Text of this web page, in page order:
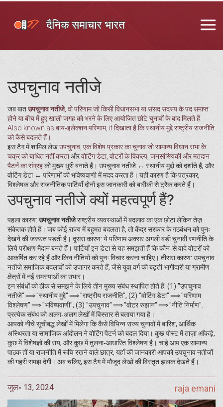
उपचुनाव नतीजे
जब बातउपचुनाव नतीजे, वो परिणाम जो किसी विधानसभा या संसद सदस्य के पद समाप्त
होने या बीच में हुए खाली जगह को भरने के लिए आयोजित छोटे चुनावों के बाद मिलते हैं.
Also known as बाय‑इलेक्शन परिणाम, it दिखाता है कि स्थानीय मुद्दे राष्ट्रीय राजनीति
को कैसे बदलते हैं।
इस टैग में शामिल लेखउपचुनाव एक विशेष प्रकार का चुनाव जो सामान्य विधान सभा के
चक्र को बाधित नहीं करताऔरवोटिंग डेटा, वोटरों के विकल्प, जनसांख्यिकी और मतदान
पैटर्न का संग्रहको मुख्य धुरी बनाते हैं। उपचुनाव नतीजे ↔️ स्थानीय मुद्दों को दर्शाते हैं, और
वोटिंग डेटा ↔️ परिणामों की भविष्यवाणी में मदद करता है। यही कारण है कि पत्रकार,
विश्लेषक और राजनीतिक पार्टियाँ दोनों इस जानकारी को बारीकी से ट्रैक करते हैं।
उपचुनाव नतीजे क्यों महत्वपूर्ण हैं?
पहला कारण:उपचुनाव नतीजेराष्ट्रीय व्यवस्थाओं में बदलाव का एक छोटा लेकिन तेज़
संकेतक होते हैं। जब कोई राज्य में बहुमत बदलता है, तो केंद्र सरकार के गठबंधन को पुनः
देखने की जरूरत पड़ती है। दूसरा कारण: ये परिणाम अक्सर अगली बड़ी चुनावी रणनीति के
लिये परीक्षण मैदान बनते हैं। पार्टियाँ इन डेटा से यह समझती हैं कि कौन‑से वादे वोटरों को
आकर्षित कर रहे हैं और किन नीतियों को पुनः विचार करना चाहिए। तीसरा कारण: उपचुनाव
नतीजे समाजिक बदलावों को उजागर करते हैं, जैसे युवा वर्ग की बढ़ती भागीदारी या ग्रामीण
क्षेत्रों में नई समस्याओं का उभार।
इन संबंधों को ठीक से समझने के लिये तीन मुख्य संबंध स्थापित होते हैं: (1) "उपचुनाव
नतीजे" ⟹ "स्थानीय मुद्दे" ⟹ "राष्ट्रीय राजनीति", (2) "वोटिंग डेटा" ⟹ "परिणाम
विश्लेषण" ⟹ "भविष्यवाणी", (3) "उपचुनाव" ⟹ "वोटर रुझान" ⟹ "नीति निर्माण".
प्रत्येक संबंध को अलग‑अलग लेखों में विस्तार से बताया गया है।
आपको नीचे सूचीबद्ध लेखों में मिलेगा कि कैसे विभिन्न राज्य चुनावों में बारिश, आर्थिक
अस्थिरता या सामाजिक आंदोलन ने वोटिंग पैटर्न को बदल दिया। कुछ पोस्ट में ताज़ा आँकड़े,
कुछ में विशेषज्ञों की राय, और कुछ में तुलना‑आधारित विश्लेषण है। चाहे आप एक सामान्य
पाठक हों या राजनीति में रूचि रखने वाले छात्र, यहाँ की जानकारी आपको उपचुनाव नतीजों
की गहरी समझ देगी। अब चलिए, इस टैग में मौजूद लेखों की विस्तृत झलक देखते हैं।
जुल॰ 13, 2024 raja emani